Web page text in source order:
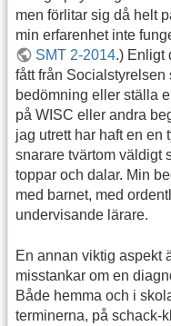
men förlitar sig då helt
min erfarenhet inte
SMT 2-2014.) Enligt
fått från Socialstyrelsen
bedömning eller ställa
på WISC eller andra
jag utrett har haft en en
snarare tvärtom väldigt
toppar och dalar. Min
med barnet, med
undervisande lärare.
En annan viktig aspekt
misstankar om en
Både hemma och i
terminerna, på schack-